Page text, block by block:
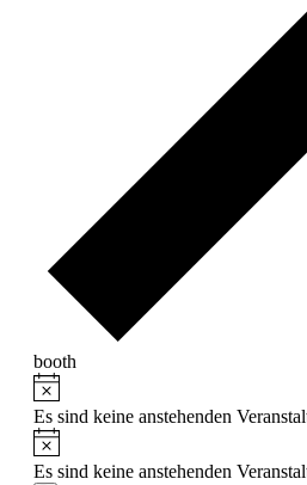
booth
Veranstaltungen
für
6.
Hinweis
Es sind keine anstehenden
Hinweis
Es sind keine anstehenden